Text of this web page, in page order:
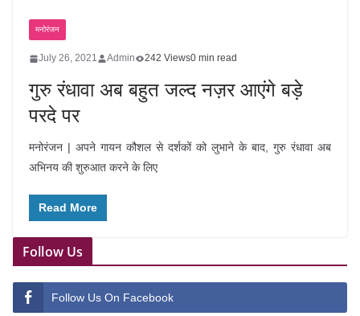
मनोरंजन
July 26, 2021 Admin 242 Views0 min read
गुरु रंधावा अब बहुत जल्द नज़र आएंगे बड़े
परदे पर
मनोरंजन | अपने गायन कौशल से दर्शकों को लुभाने के बाद, गुरु रंधावा अब
अभिनय की शुरुआत करने के लिए
Read More
Follow Us
Follow Us On Facebook